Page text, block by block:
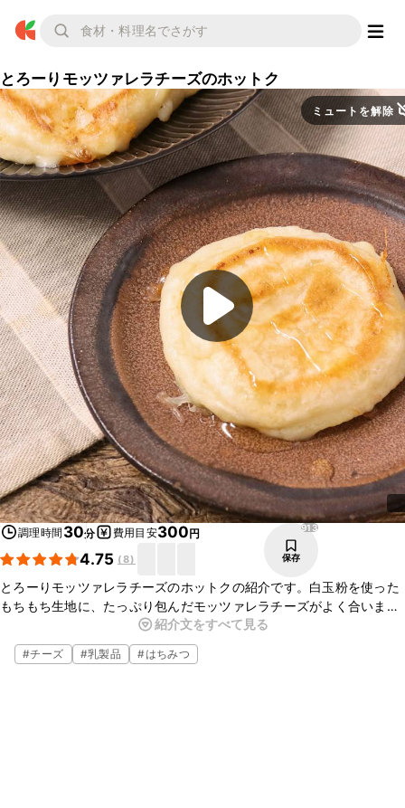
とろーりモッツァレラチーズのホットク
ミュートを解除
調理時間 30分 費用目安300円
4.75 (8)
913
保存
とろーりモッツァレラチーズのホットクの紹介です。白玉粉を使った
もちもち生地に、たっぷり包んだモッツァレラチーズがよく合いま
す。とってもおいしいですよ。はちみつとの相性もぴったりな一品で
す。ぜひお試しください。
紹介文をすべて見る
#チーズ #乳製品 #はちみつ